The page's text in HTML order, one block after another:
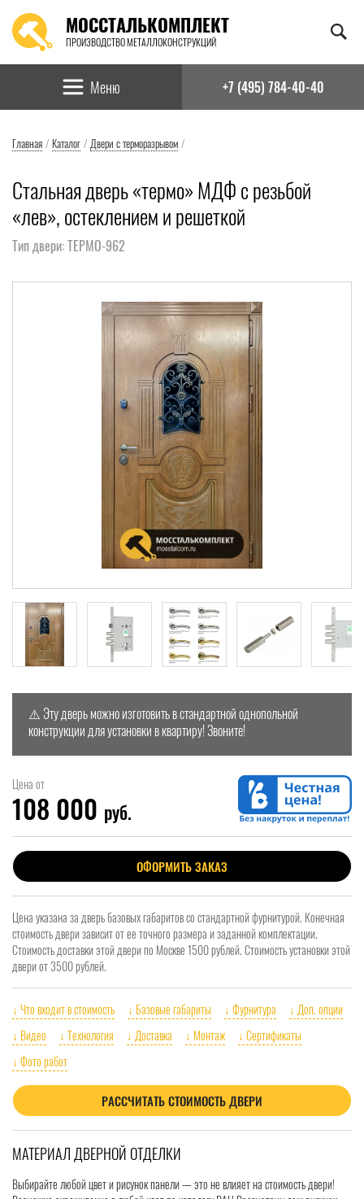
МОССТАЛЬКОМПЛЕКТ
ПРОИЗВОДСТВО МЕТАЛЛОКОНСТРУКЦИЙ
Найти:
Меню +7 (495) 784-40-40
Главная / Каталог / Двери с терморазрывом /
Стальная дверь «термо» МДФ с резьбой
«лев», остеклением и решеткой
Тип двери: ТЕРМО-962
⚠️ Эту дверь можно изготовить в стандартной однопольной
конструкции для установки в квартиру! Звоните!
Цена от
108 000 руб.
ОФОРМИТЬ ЗАКАЗ
Цена указана за дверь базовых габаритов со стандартной фурнитурой. Конечная
стоимость двери зависит от ее точного размера и заданной комплектации.
Стоимость доставки этой двери по Москве 1500 рублей. Стоимость установки этой
двери от 3500 рублей.
↓ Что входит в стоимость ↓ Базовые габариты ↓ Фурнитура
↓ Доп. опции
↓ Видео
↓ Технология ↓ Доставка ↓ Монтаж
↓ Сертификаты
↓ Фото работ
РАССЧИТАТЬ СТОИМОСТЬ ДВЕРИ
МАТЕРИАЛ ДВЕРНОЙ ОТДЕЛКИ
Выбирайте любой цвет и рисунок панели — это не влияет на стоимость двери!